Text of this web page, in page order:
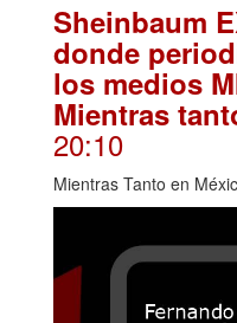
Sheinbaum
donde
los medios
Mientras
20:10
Mientras Tanto en